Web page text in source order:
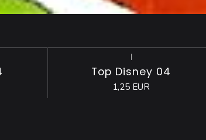
|
Top Disney 04
1,25 EUR